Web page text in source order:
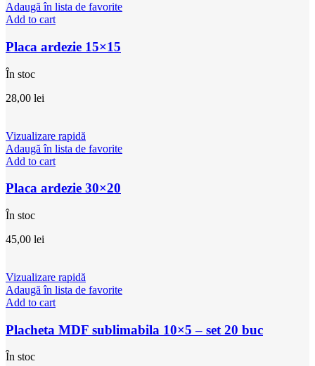
Adaugă în lista de favorite
Add to cart
Placa ardezie 15×15
În stoc
28,00 lei
Vizualizare rapidă
Adaugă în lista de favorite
Add to cart
Placa ardezie 30×20
În stoc
45,00 lei
Vizualizare rapidă
Adaugă în lista de favorite
Add to cart
Placheta MDF sublimabila 10×5 – set 20 buc
În stoc